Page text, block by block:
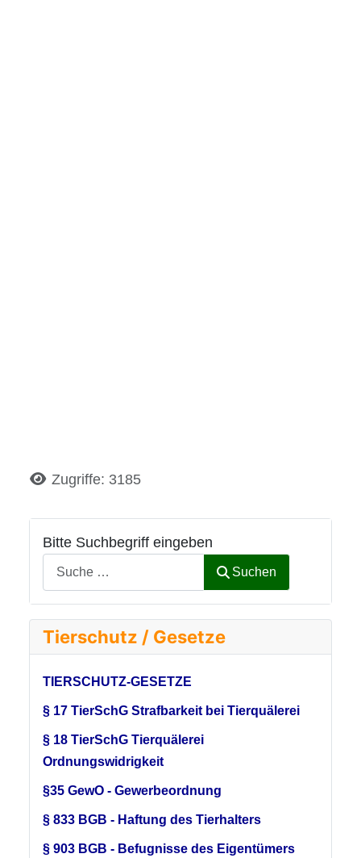
Bitte Suchbegriff eingeben
Suchen
Tierschutz / Gesetze
TIERSCHUTZ-GESETZE
§ 17 TierSchG Strafbarkeit bei Tierquälerei
§ 18 TierSchG Tierquälerei
Ordnungswidrigkeit
§35 GewO - Gewerbeordnung
§ 833 BGB - Haftung des Tierhalters
§ 903 BGB - Befugnisse des Eigentümers
DetailsZugriffe: 3185